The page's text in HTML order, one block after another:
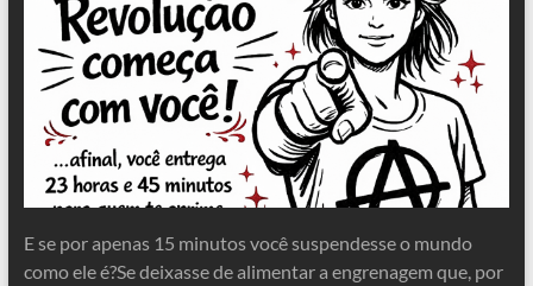
E se por apenas 15 minutos você suspendesse o mundo
como ele é?Se deixasse de alimentar a engrenagem que, por